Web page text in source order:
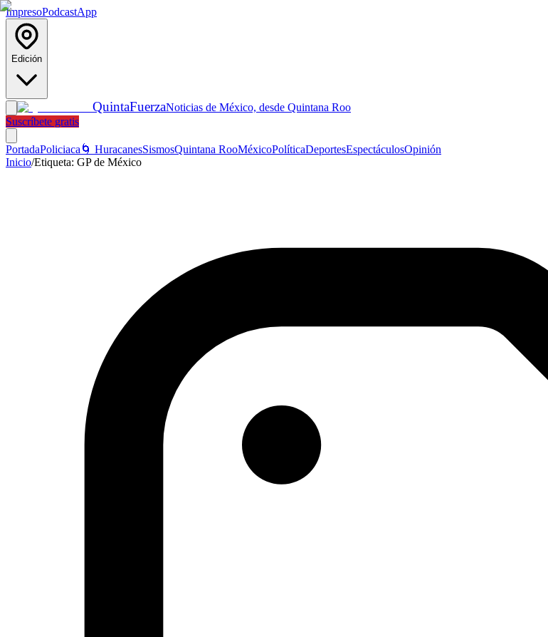
ImpresoPodcastApp
Edición
QuintaFuerzaNoticias de México, desde Quintana Roo
Suscríbete gratis
PortadaPoliciaca 🌀 HuracanesSismosQuintana RooMéxicoPolíticaDeportesEspectáculosOpinión
Inicio/Etiqueta: GP de México